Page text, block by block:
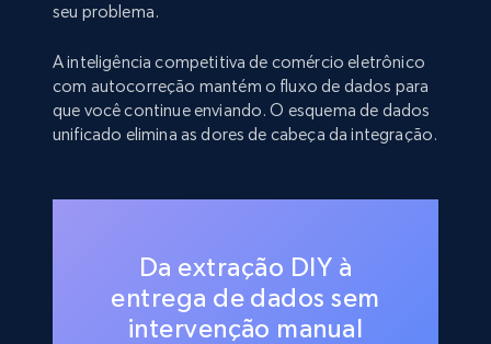
seu problema.
A inteligência competitiva de comércio eletrônico
com autocorreção mantém o fluxo de dados para
que você continue enviando. O esquema de dados
unificado elimina as dores de cabeça da integração.
Da extração DIY à
entrega de dados sem
intervenção manual